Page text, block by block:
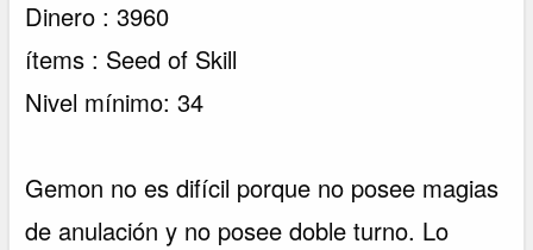
Dinero : 3960
ítems : Seed of Skill
Nivel mínimo: 34
Gemon no es difícil porque no posee magias
de anulación y no posee doble turno. Lo